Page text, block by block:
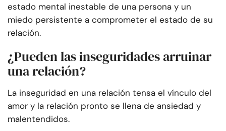
estado mental inestable de una persona y un
miedo persistente a comprometer el estado de su
relación.
¿Pueden las inseguridades arruinar
una relación?
La inseguridad en una relación tensa el vínculo del
amor y la relación pronto se llena de ansiedad y
malentendidos.